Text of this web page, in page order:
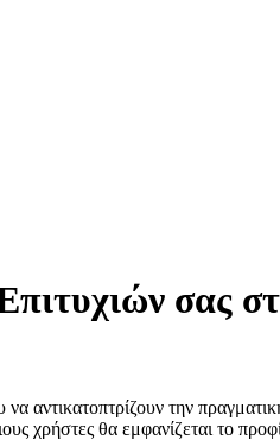
σας
αντικατοπτρίζουν την
χρήστες θα εμφανίζεται το